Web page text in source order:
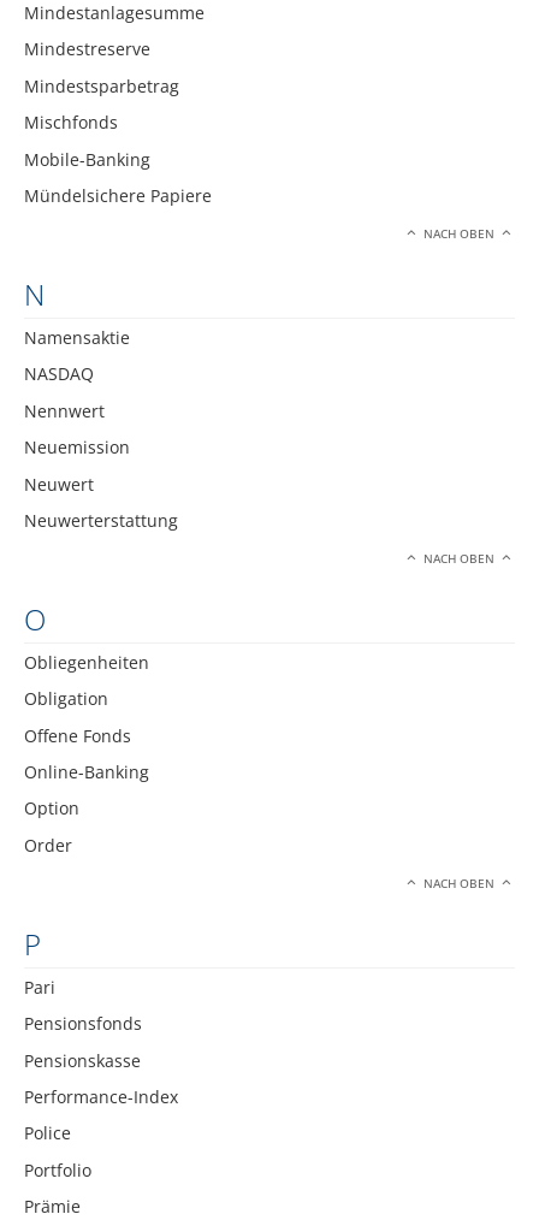
Mindestanlagesumme
Mindestreserve
Mindestsparbetrag
Mischfonds
Mobile-Banking
Mündelsichere Papiere
NACH OBEN
N
Namensaktie
NASDAQ
Nennwert
Neuemission
Neuwert
Neuwerterstattung
NACH OBEN
O
Obliegenheiten
Obligation
Offene Fonds
Online-Banking
Option
Order
NACH OBEN
P
Pari
Pensionsfonds
Pensionskasse
Performance-Index
Police
Portfolio
Prämie